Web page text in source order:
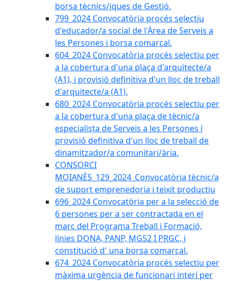
borsa tècnics/iques de Gestió.
799_2024 Convocatòria procés selectiu
d'educador/a social de l'Àrea de Serveis a
les Persones i borsa comarcal.
604_2024 Convocatòria procés selectiu per
a la cobertura d'una plaça d'arquitecte/a
(A1), i provisió definitiva d'un lloc de treball
d'arquitecte/a (A1).
680_2024 Convocatòria procés selectiu per
a la cobertura d'una plaça de tècnic/a
especialista de Serveis a les Persones i
provisió definitiva d'un lloc de treball de
dinamitzador/a comunitari/ària.
CONSORCI
MOIANÈS_129_2024_Convocatòria tècnic/a
de suport emprenedoria i teixit productiu
696_2024 Convocatòria per a la selecció de
6 persones per a ser contractada en el
marc del Programa Treball i Formació,
línies DONA, PANP, MG52 I PRGC, i
constitució d' una borsa comarcal.
674_2024 Convocatòria procés selectiu per
màxima urgència de funcionari interí per